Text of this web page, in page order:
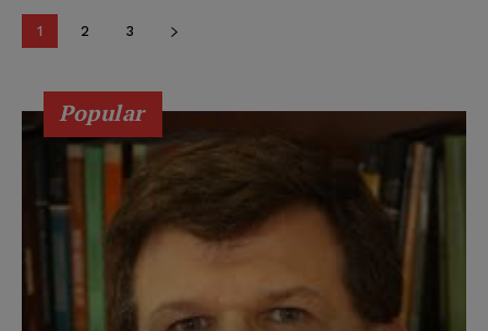
1 2 3
Popular